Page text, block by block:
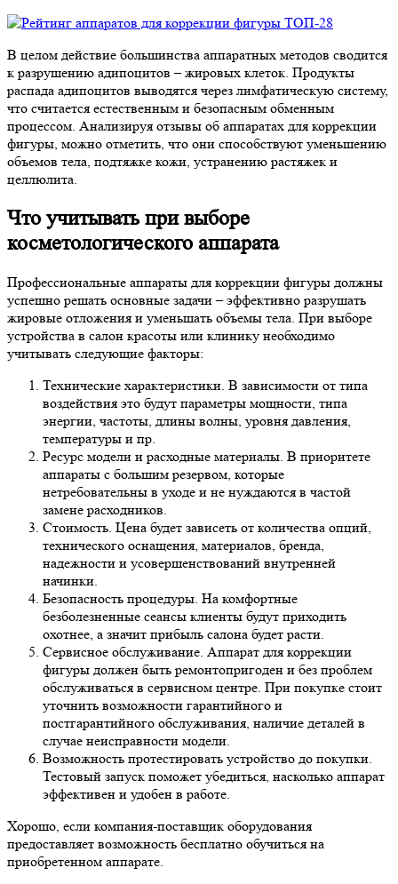
В целом действие большинства аппаратных методов сводится
к разрушению адипоцитов – жировых клеток. Продукты
распада адипоцитов выводятся через лимфатическую систему,
что считается естественным и безопасным обменным
процессом. Анализируя отзывы об аппаратах для коррекции
фигуры, можно отметить, что они способствуют уменьшению
объемов тела, подтяжке кожи, устранению растяжек и
целлюлита.
Что учитывать при выборе
косметологического аппарата
Профессиональные аппараты для коррекции фигуры должны
успешно решать основные задачи – эффективно разрушать
жировые отложения и уменьшать объемы тела. При выборе
устройства в салон красоты или клинику необходимо
учитывать следующие факторы:
Технические характеристики. В зависимости от типа
воздействия это будут параметры мощности, типа
энергии, частоты, длины волны, уровня давления,
температуры и пр.
Ресурс модели и расходные материалы. В приоритете
аппараты с большим резервом, которые
нетребовательны в уходе и не нуждаются в частой
замене расходников.
Стоимость. Цена будет зависеть от количества опций,
технического оснащения, материалов, бренда,
надежности и усовершенствований внутренней
начинки.
Безопасность процедуры. На комфортные
безболезненные сеансы клиенты будут приходить
охотнее, а значит прибыль салона будет расти.
Сервисное обслуживание. Аппарат для коррекции
фигуры должен быть ремонтопригоден и без проблем
обслуживаться в сервисном центре. При покупке стоит
уточнить возможности гарантийного и
постгарантийного обслуживания, наличие деталей в
случае неисправности модели.
Возможность протестировать устройство до покупки.
Тестовый запуск поможет убедиться, насколько аппарат
эффективен и удобен в работе.
Хорошо, если компания-поставщик оборудования
предоставляет возможность бесплатно обучиться на
приобретенном аппарате.